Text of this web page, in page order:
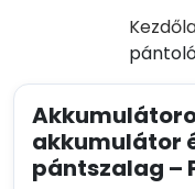
akkumulátor
pántszalag –